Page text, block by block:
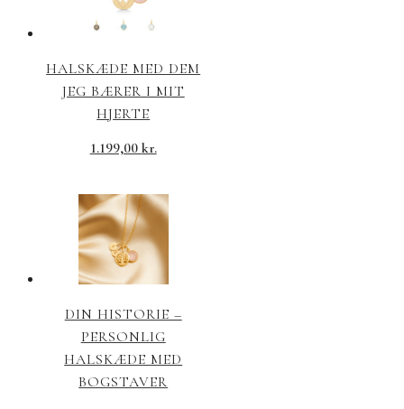
HALSKÆDE MED DEM
JEG BÆRER I MIT
HJERTE
1.199,00 kr.
DIN HISTORIE –
PERSONLIG
HALSKÆDE MED
BOGSTAVER